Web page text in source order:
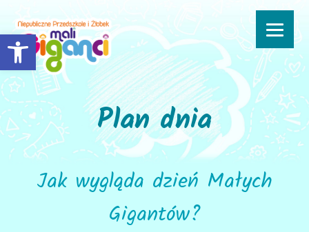
Open toolbar
Plan dnia
Jak wygląda dzień Małych
Gigantów?